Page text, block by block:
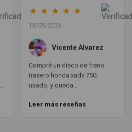
★ ★ ★ ★ ★
18/05/2026
Vicente Alvarez
Compré un disco de freno
trasero honda xadv 750,
usado, y queda
funciona como si fuera
Leer más reseñas